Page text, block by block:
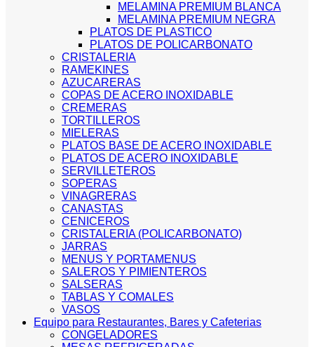
MELAMINA PREMIUM BLANCA
MELAMINA PREMIUM NEGRA
PLATOS DE PLASTICO
PLATOS DE POLICARBONATO
CRISTALERIA
RAMEKINES
AZUCARERAS
COPAS DE ACERO INOXIDABLE
CREMERAS
TORTILLEROS
MIELERAS
PLATOS BASE DE ACERO INOXIDABLE
PLATOS DE ACERO INOXIDABLE
SERVILLETEROS
SOPERAS
VINAGRERAS
CANASTAS
CENICEROS
CRISTALERIA (POLICARBONATO)
JARRAS
MENUS Y PORTAMENUS
SALEROS Y PIMIENTEROS
SALSERAS
TABLAS Y COMALES
VASOS
Equipo para Restaurantes, Bares y Cafeterias
CONGELADORES